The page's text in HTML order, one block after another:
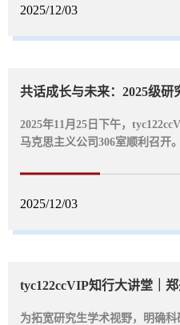
2025/12/03
共话成长与未来：2025级研
2025年11月25日下午，
马克思主义公司306室顺利召开
2025/12/03
为拓宽研究生学术视野，明确科